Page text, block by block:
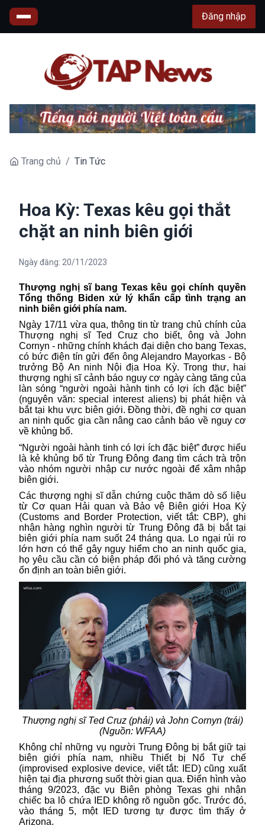
Đăng nhập
Trang chủ / Tin Tức
Hoa Kỳ: Texas kêu gọi thắt
chặt an ninh biên giới
Ngày đăng: 20/11/2023
Thượng nghị sĩ bang Texas kêu gọi chính quyền
Tổng thống Biden xử lý khẩn cấp tình trạng an
ninh biên giới phía nam.
Ngày 17/11 vừa qua, thông tin từ trang chủ chính của
Thượng nghị sĩ Ted Cruz cho biết, ông và John
Cornyn - những chính khách đại diện cho bang Texas,
có bức điện tín gửi đến ông Alejandro Mayorkas - Bộ
trưởng Bộ An ninh Nội địa Hoa Kỳ. Trong thư, hai
thượng nghị sĩ cảnh báo nguy cơ ngày càng tăng của
làn sóng “người ngoài hành tinh có lợi ích đặc biệt”
(nguyên văn: special interest aliens) bị phát hiện và
bắt tại khu vực biên giới. Đồng thời, đề nghị cơ quan
an ninh quốc gia cần nâng cao cảnh báo về nguy cơ
về khủng bố.
“Người ngoài hành tinh có lợi ích đặc biệt” được hiểu
là kẻ khủng bố từ Trung Đông đang tìm cách trà trộn
vào nhóm người nhập cư nước ngoài để xâm nhập
biên giới.
Các thượng nghị sĩ dẫn chứng cuộc thăm dò số liệu
từ Cơ quan Hải quan và Bảo vệ Biên giới Hoa Kỳ
(Customs and Border Protection, viết tắt: CBP), ghi
nhận hàng nghìn người từ Trung Đông đã bị bắt tại
biên giới phía nam suốt 24 tháng qua. Lo ngại rủi ro
lớn hơn có thể gây nguy hiểm cho an ninh quốc gia,
họ yêu cầu cần có biện pháp đối phó và tăng cường
ổn định an toàn biên giới.
Thượng nghị sĩ Ted Cruz (phải) và John Cornyn (trái)
(Nguồn: WFAA)
Không chỉ những vụ người Trung Đông bị bắt giữ tại
biên giới phía nam, nhiều Thiết bị Nổ Tự chế
(improvised explosive device, viết tắt: IED) cũng xuất
hiện tại địa phương suốt thời gian qua. Điển hình vào
tháng 9/2023, đặc vụ Biên phòng Texas ghi nhận
chiếc ba lô chứa IED không rõ nguồn gốc. Trước đó,
vào tháng 5, một IED tương tự được tìm thấy ở
Arizona.